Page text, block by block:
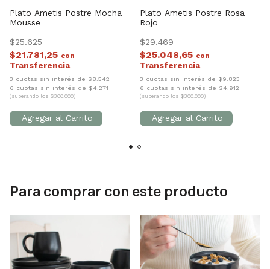
Plato Ametis Postre Mocha
Mousse
$25.625
$21.781,25 con
3 cuotas sin interés de $8.542
6 cuotas sin interés de $4.271
(superando los $300.000)
Plato Ametis Postre Rosa
Rojo
$29.469
$25.048,65 con
3 cuotas sin interés de $9.823
6 cuotas sin interés de $4.912
(superando los $300.000)
Para comprar con este producto